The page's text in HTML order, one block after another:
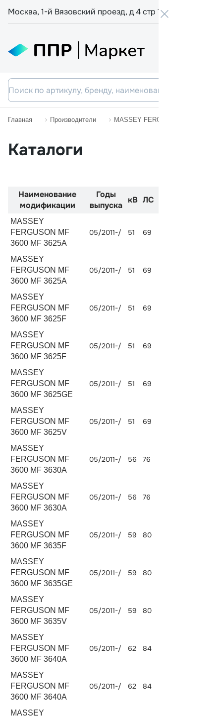
Москва, 1-й Вязовский проезд, д 4 стр 19
Главная Производители MASSEY FERGUSON
Каталоги
Наименование
модификации
Годы
выпуска
кВ ЛС
MASSEY
FERGUSON MF
3600 MF 3625A
05/2011-/ 51 69
MASSEY
FERGUSON MF
3600 MF 3625A
05/2011-/ 51 69
MASSEY
FERGUSON MF
3600 MF 3625F
05/2011-/ 51 69
MASSEY
FERGUSON MF
3600 MF 3625F
05/2011-/ 51 69
MASSEY
FERGUSON MF
3600 MF 3625GE
05/2011-/ 51 69
MASSEY
FERGUSON MF
3600 MF 3625V
05/2011-/ 51 69
MASSEY
FERGUSON MF
3600 MF 3630A
05/2011-/ 56 76
MASSEY
FERGUSON MF
3600 MF 3630A
05/2011-/ 56 76
MASSEY
FERGUSON MF
3600 MF 3635F
05/2011-/ 59 80
MASSEY
FERGUSON MF
3600 MF 3635GE
05/2011-/ 59 80
MASSEY
FERGUSON MF
3600 MF 3635V
05/2011-/ 59 80
MASSEY
FERGUSON MF
3600 MF 3640A
05/2011-/ 62 84
MASSEY
FERGUSON MF
3600 MF 3640A
05/2011-/ 62 84
MASSEY